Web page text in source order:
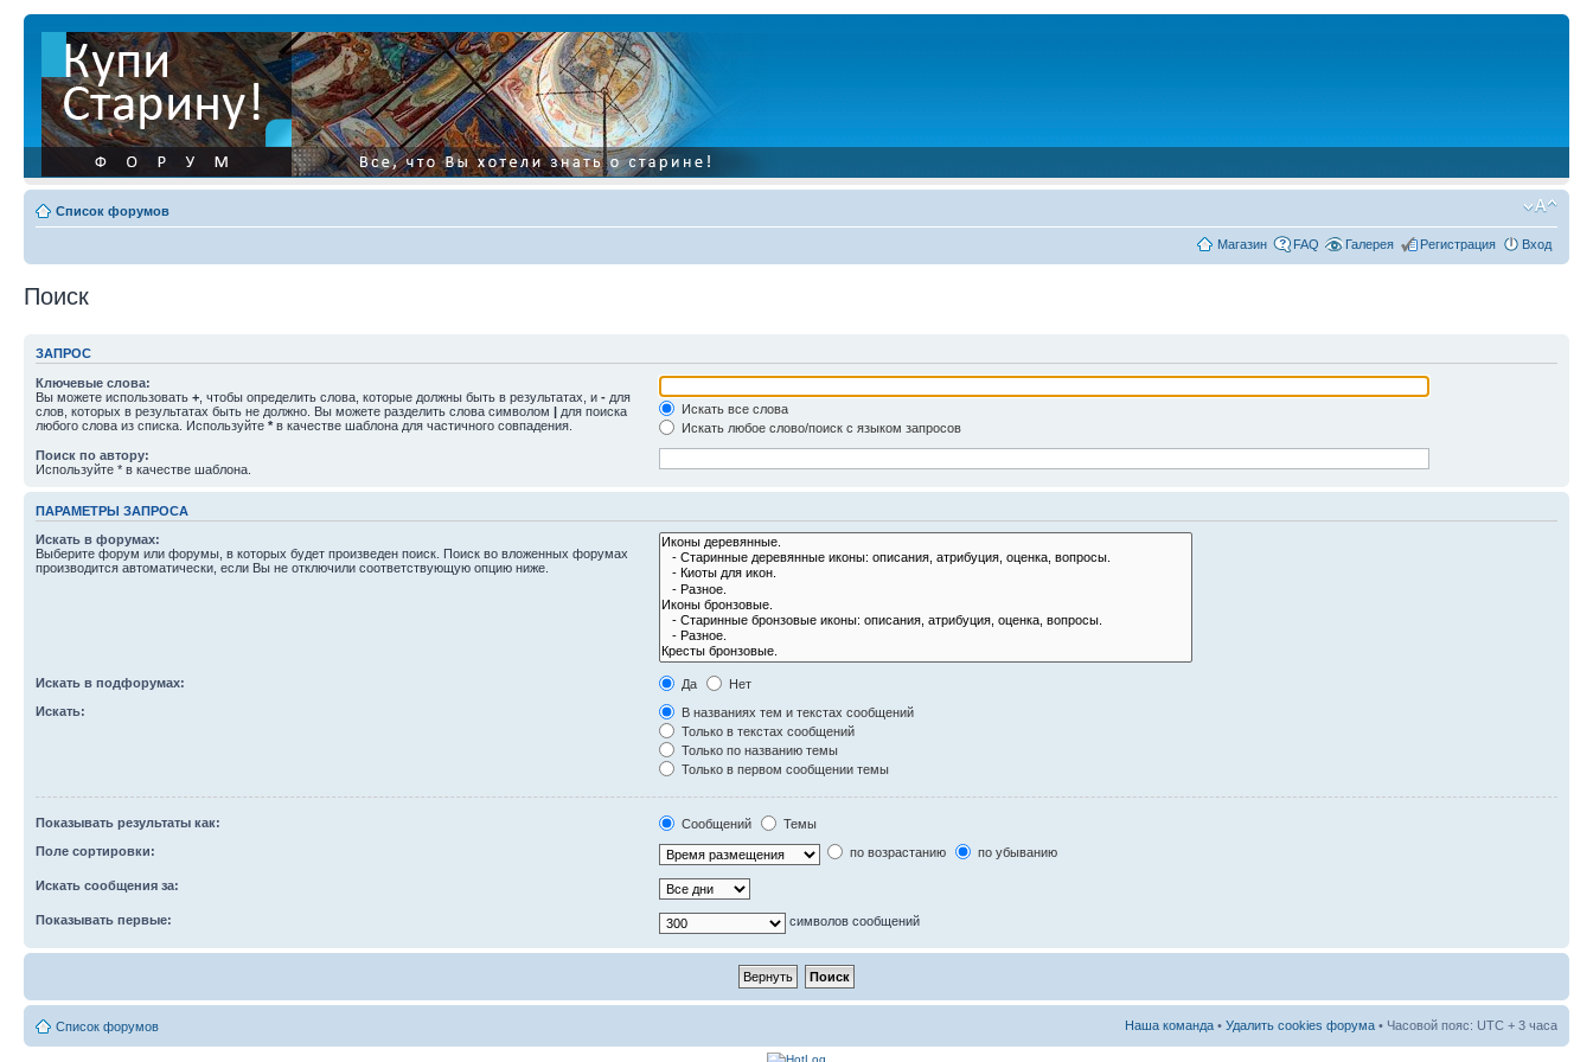
Список форумов
Магазин FAQ Галерея Регистрация Вход
Поиск
ЗАПРОС
Ключевые слова:
Вы можете использовать + , чтобы определить слова, которые должны быть в результатах, и - для
слов, которых в результатах быть не должно. Вы можете разделить слова символом | для поиска
любого слова из списка. Используйте * в качестве шаблона для частичного совпадения.
Искать все слова
Искать любое слово/поиск с языком запросов
Поиск по автору:
Используйте * в качестве шаблона.
ПАРАМЕТРЫ ЗАПРОСА
Искать в форумах:
Выберите форум или форумы, в которых будет произведен поиск. Поиск во вложенных форумах
производится автоматически, если Вы не отключили соответствующую опцию ниже.
Искать в подфорумах: Да
Нет
Искать:
В названиях тем и текстах сообщений
Только в текстах сообщений
Только по названию темы
Только в первом сообщении темы
Показывать результаты как: Сообщений
Темы
Поле сортировки:
по возрастанию по убыванию
Искать сообщения за:
Показывать первые: символов сообщений
Список форумов Наша команда • Удалить cookies форума • Часовой пояс: UTC + 3 часа